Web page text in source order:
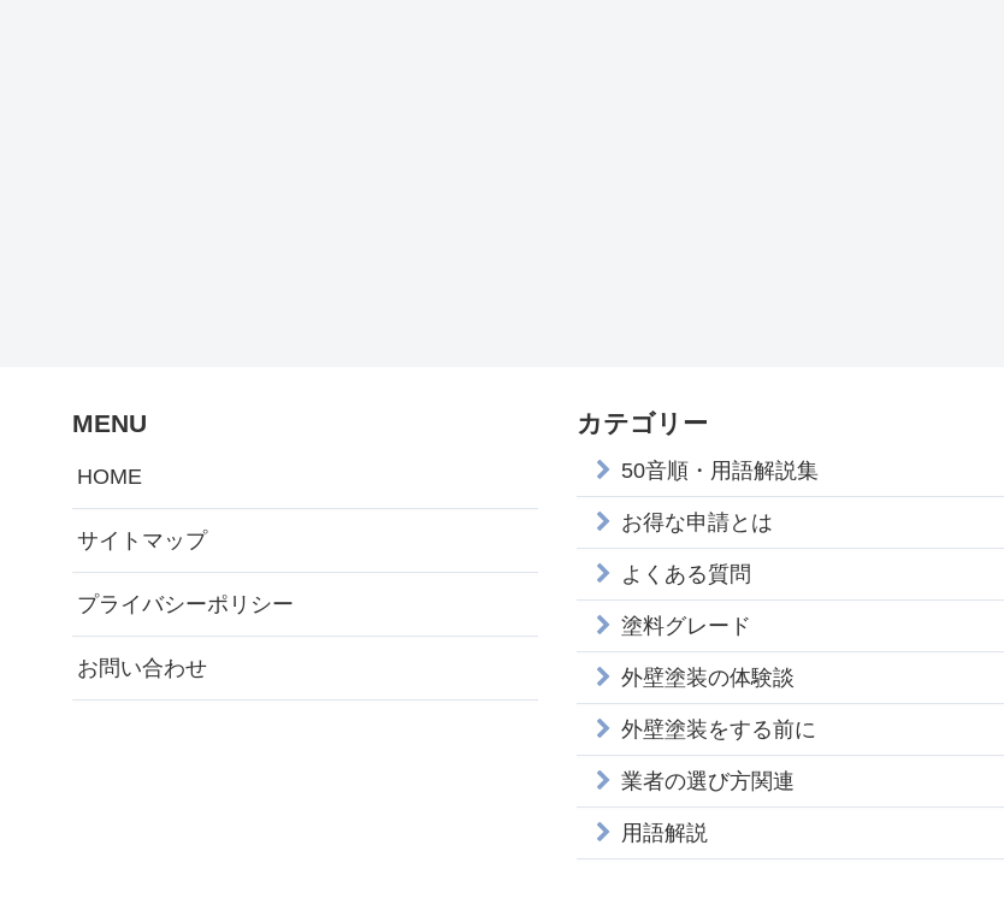
MENU
HOME
サイトマップ
プライバシーポリシー
お問い合わせ
カテゴリー
50音順・用語解説集
お得な申請とは
よくある質問
塗料グレード
外壁塗装の体験談
外壁塗装をする前に
業者の選び方関連
用語解説